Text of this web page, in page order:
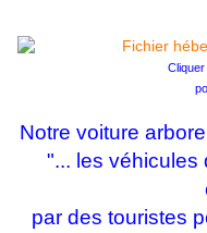
Notre voiture
"... les véhicules
par des touristes